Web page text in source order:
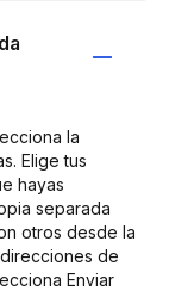
la
Elige tus
hayas
separada
otros desde la
de
Enviar